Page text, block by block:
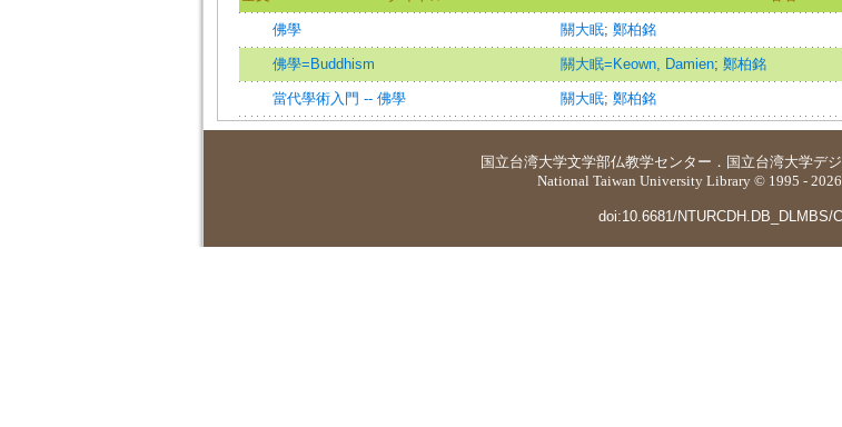
佛學 關大眠; 鄭柏銘
佛學=Buddhism 關大眠=Keown, Damien; 鄭柏銘
當代學術入門 -- 佛學 關大眠; 鄭柏銘
国立台湾大学文学部仏教学センター ． 国立台湾大学デ
National Taiwan University Library © 1995 -
doi:10.6681/NTURCDH.DB_DLMBS/